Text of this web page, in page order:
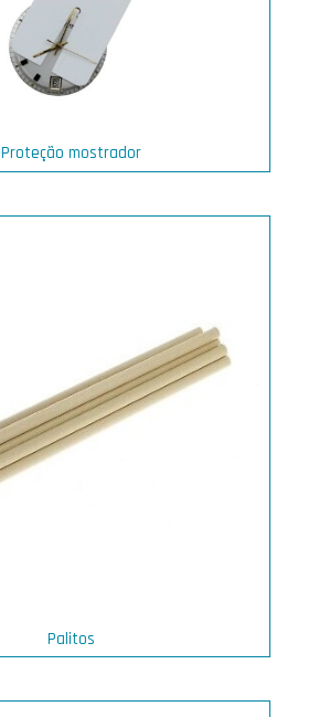
Proteção mostrador
Palitos